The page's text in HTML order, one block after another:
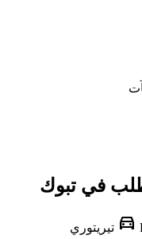
في تبوك
تيريتوري